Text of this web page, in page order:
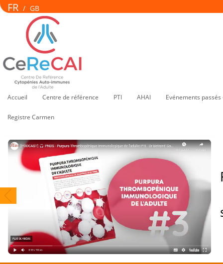
FR / GB
Accueil Centre de référence PTI AHAI Evénements
Registre Carmen